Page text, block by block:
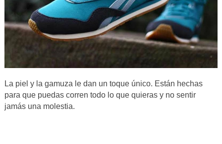
La piel y la gamuza le dan un toque único. Están hechas
para que puedas corren todo lo que quieras y no sentir
jamás una molestia.